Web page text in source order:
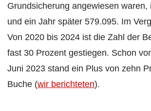
Grundsicherung angewiesen waren,
und ein Jahr später 579.095. Im
Von 2020 bis 2024 ist die Zahl der
fast 30 Prozent gestiegen. Schon
Juni 2023 stand ein Plus von zehn
Buche (wir berichteten).